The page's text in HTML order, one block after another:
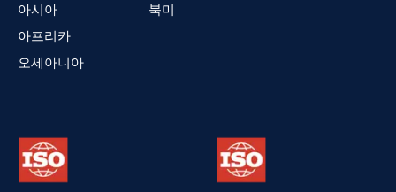
아시아
아프리카
오세아니아
북미